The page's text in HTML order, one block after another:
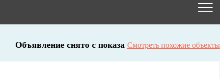
Объявление снято с показа Смотреть похожие объекты